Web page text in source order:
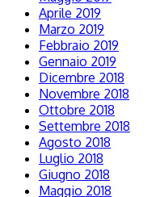
Aprile 2019
Marzo 2019
Febbraio 2019
Gennaio 2019
Dicembre 2018
Novembre 2018
Ottobre 2018
Settembre 2018
Agosto 2018
Luglio 2018
Giugno 2018
Maggio 2018